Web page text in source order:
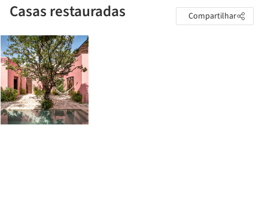
Casas restauradas Compartilhar